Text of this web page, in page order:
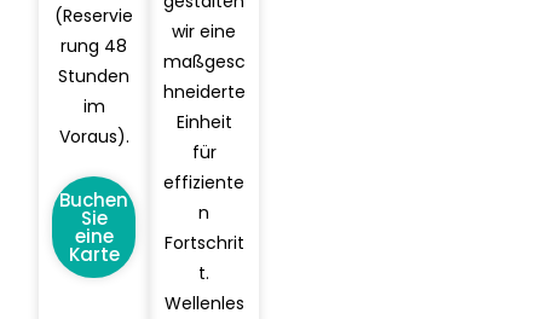
(Reservie
rung 48
Stunden
im
Voraus).
Buchen
Sie
eine
Karte
wir eine
maßgesc
hneiderte
Einheit
für
effiziente
n
Fortschrit
t.
Wellenles